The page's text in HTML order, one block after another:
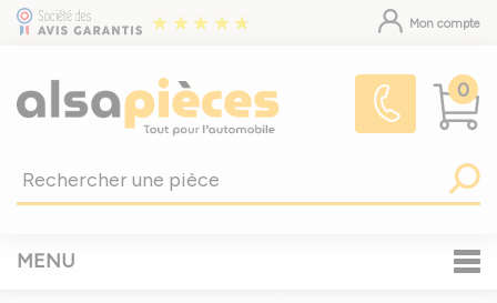
Mon compte
0
MENU